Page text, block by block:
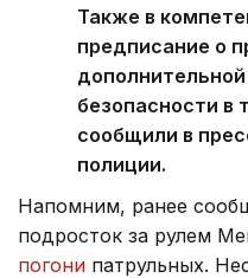
Также в
предписание о
безопасности в
сообщили в
полиции.
Напомним, ранее
подросток за рулем
погони патрульных.